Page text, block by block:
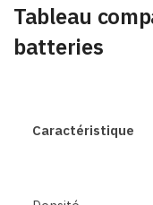
Tableau
batteries
Caractéristique